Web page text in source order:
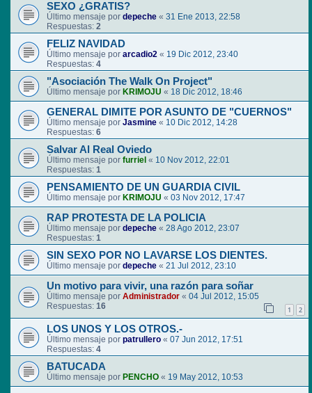
SEXO ¿GRATIS?
Último mensaje por depeche « 31 Ene 2013, 22:58
Respuestas: 2
FELIZ NAVIDAD
Último mensaje por arcadio2 « 19 Dic 2012, 23:40
Respuestas: 4
"Asociación The Walk On Project"
Último mensaje por KRIMOJU « 18 Dic 2012, 18:46
GENERAL DIMITE POR ASUNTO DE "CUERNOS"
Último mensaje por Jasmine « 10 Dic 2012, 14:28
Respuestas: 6
Salvar Al Real Oviedo
Último mensaje por furriel « 10 Nov 2012, 22:01
Respuestas: 1
PENSAMIENTO DE UN GUARDIA CIVIL
Último mensaje por KRIMOJU « 03 Nov 2012, 17:47
RAP PROTESTA DE LA POLICIA
Último mensaje por depeche « 28 Ago 2012, 23:07
Respuestas: 1
SIN SEXO POR NO LAVARSE LOS DIENTES.
Último mensaje por depeche « 21 Jul 2012, 23:10
Un motivo para vivir, una razón para soñar
Último mensaje por Administrador « 04 Jul 2012, 15:05
Respuestas: 16 1 2
LOS UNOS Y LOS OTROS.-
Último mensaje por patrullero « 07 Jun 2012, 17:51
Respuestas: 4
BATUCADA
Último mensaje por PENCHO « 19 May 2012, 10:53